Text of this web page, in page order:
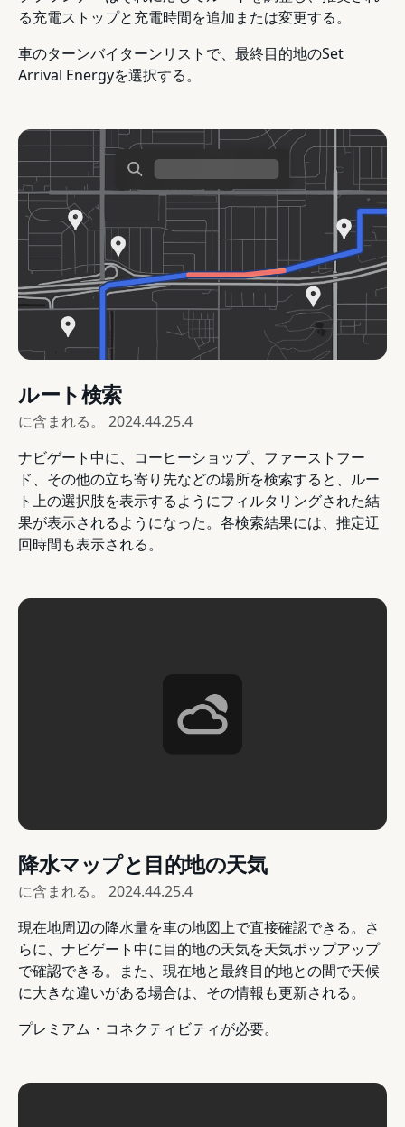
る充電ストップと充電時間を追加または変更する。
車のターンバイターンリストで、最終目的地のSet
Arrival Energyを選択する。
ルート検索
に含まれる。 2024.44.25.4
ナビゲート中に、コーヒーショップ、ファーストフー
ド、その他の立ち寄り先などの場所を検索すると、ルー
ト上の選択肢を表示するようにフィルタリングされた結
果が表示されるようになった。各検索結果には、推定迂
回時間も表示される。
降水マップと目的地の天気
に含まれる。 2024.44.25.4
現在地周辺の降水量を車の地図上で直接確認できる。さ
らに、ナビゲート中に目的地の天気を天気ポップアップ
で確認できる。また、現在地と最終目的地との間で天候
に大きな違いがある場合は、その情報も更新される。
プレミアム・コネクティビティが必要。